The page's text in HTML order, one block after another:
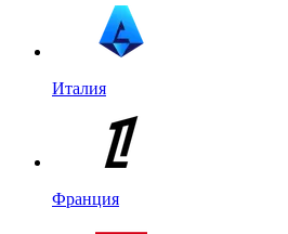
Италия
Франция